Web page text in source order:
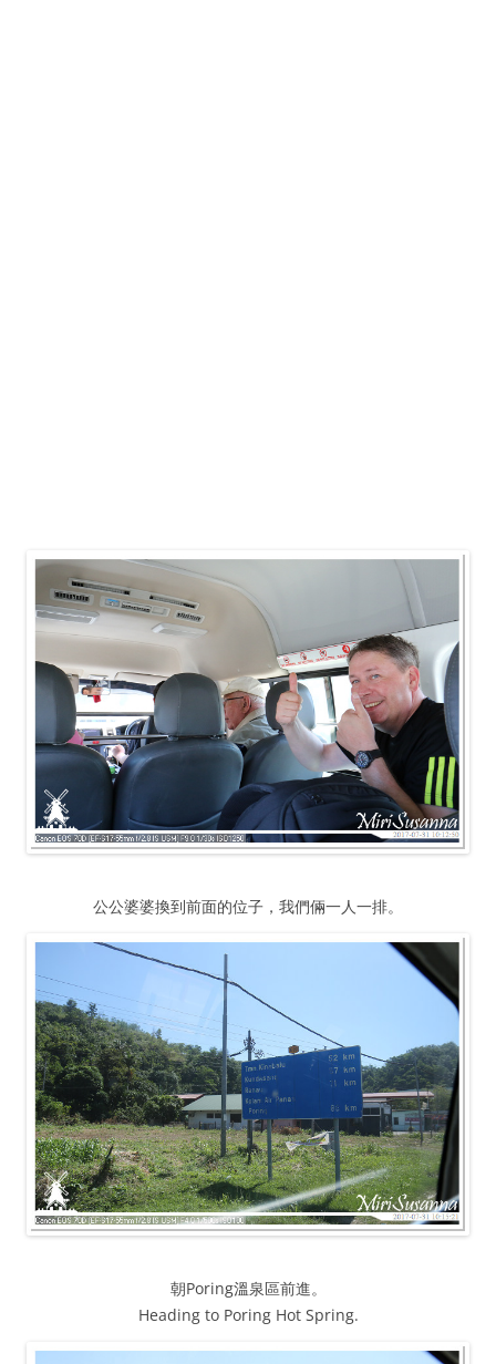
公公婆婆換到前面的位子，我們倆一人一排。
朝Poring溫泉區前進。
Heading to Poring Hot Spring.